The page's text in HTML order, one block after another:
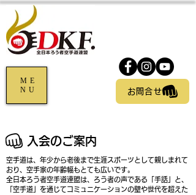
ME
NU
お問合せ
​入会のご案内
空手道は、年少から老後まで生涯スポーツとして親しまれて
おり、空手家の年齢幅もとても広いです。
全日本ろう者空手道連盟は、ろう者の声である「手話」と、
「空手道」を通じてコミュニケーションの壁や世代を超えた